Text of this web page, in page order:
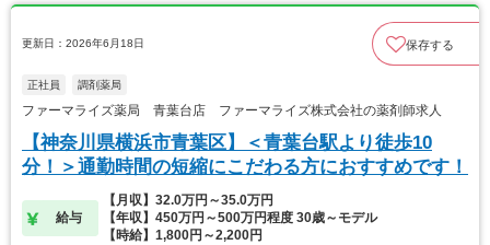
更新日：2026年6月18日 保存する
正社員 調剤薬局
ファーマライズ薬局 青葉台店 ファーマライズ株式会社の薬剤師求人
【神奈川県横浜市青葉区】＜青葉台駅より徒歩10
分！＞通勤時間の短縮にこだわる方におすすめです！
給与
【月収】32.0万円～35.0万円
【年収】450万円～500万円程度 30歳～モデル
【時給】1,800円～2,200円